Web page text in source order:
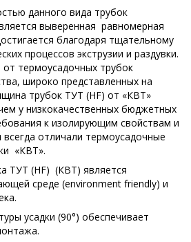
данного вида трубок
выверенная равномерная
благодаря тщательному
процессов экструзии и раздувки.
термоусадочных трубок
широко представленных на
трубок ТУТ (HF) от «КВТ»
у низкокачественных бюджетных
к изолирующим свойствам и
отличали термоусадочные
«КВТ».
ТУТ (HF) (КВТ) является
среде (environment friendly) и
усадки (90°) обеспечивает